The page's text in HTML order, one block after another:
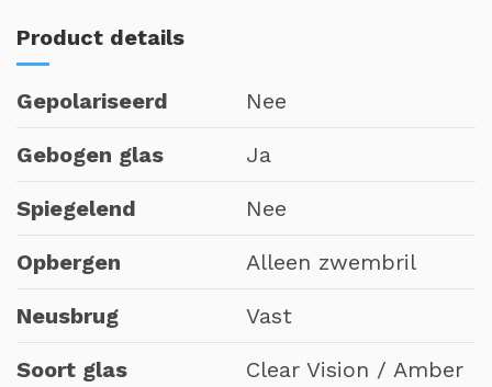
Product details
Gepolariseerd Nee
Gebogen glas Ja
Spiegelend Nee
Opbergen Alleen zwembril
Neusbrug Vast
Soort glas Clear Vision / Amber